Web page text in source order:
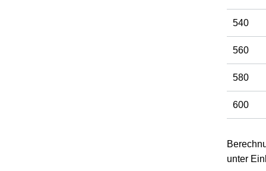
540
560
580
600
unter